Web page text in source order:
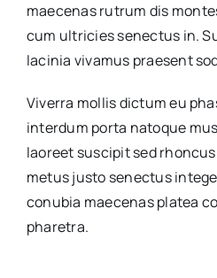
maecenas rutrum dis
cum ultricies senectus in.
lacinia vivamus praesent
Viverra mollis dictum eu
interdum porta natoque
laoreet suscipit sed
metus justo senectus
conubia maecenas platea
pharetra.